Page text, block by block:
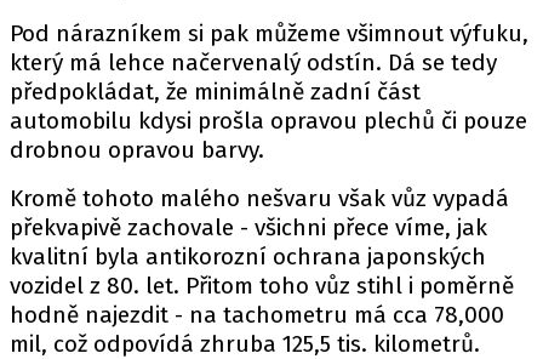
Pod nárazníkem si pak můžeme všimnout výfuku,
který má lehce načervenalý odstín. Dá se tedy
předpokládat, že minimálně zadní část
automobilu kdysi prošla opravou plechů či pouze
drobnou opravou barvy.
Kromě tohoto malého nešvaru však vůz vypadá
překvapivě zachovale - všichni přece víme, jak
kvalitní byla antikorozní ochrana japonských
vozidel z 80. let. Přitom toho vůz stihl i poměrně
hodně najezdit - na tachometru má cca 78,000
mil, což odpovídá zhruba 125,5 tis. kilometrů.